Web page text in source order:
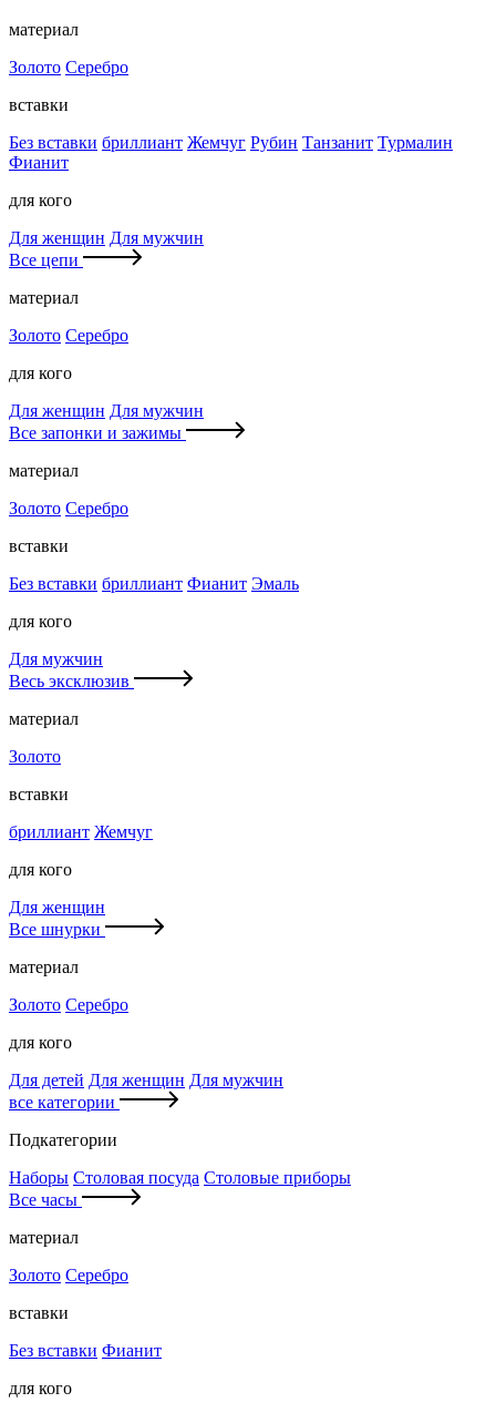
материал
Золото Серебро
вставки
Без вставки бриллиант Жемчуг Рубин Танзанит Турмалин
Фианит
для кого
Для женщин Для мужчин
Все цепи
материал
Золото Серебро
для кого
Для женщин Для мужчин
Все запонки и зажимы
материал
Золото Серебро
вставки
Без вставки бриллиант Фианит Эмаль
для кого
Для мужчин
Весь эксклюзив
материал
Золото
вставки
бриллиант Жемчуг
для кого
Для женщин
Все шнурки
материал
Золото Серебро
для кого
Для детей Для женщин Для мужчин
все категории
Подкатегории
Наборы Столовая посуда Столовые приборы
Все часы
материал
Золото Серебро
вставки
Без вставки Фианит
для кого